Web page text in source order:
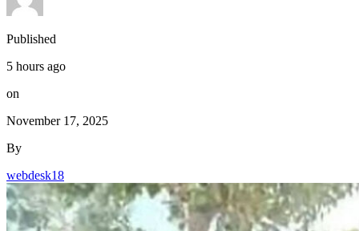
Published
5 hours ago
on
November 17, 2025
By
webdesk18